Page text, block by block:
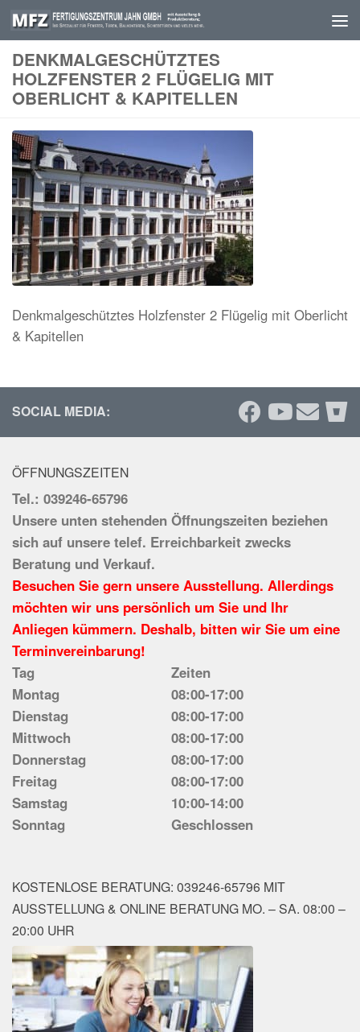
Skip to content
DENKMALGESCHÜTZTES
HOLZFENSTER 2 FLÜGELIG MIT
OBERLICHT & KAPITELLEN
Denkmalgeschütztes Holzfenster 2 Flügelig mit Oberlicht
& Kapitellen
SOCIAL MEDIA:
ÖFFNUNGSZEITEN
Tel.: 039246-65796
Unsere unten stehenden Öffnungszeiten beziehen
sich auf unsere telef. Erreichbarkeit zwecks
Beratung und Verkauf.
Besuchen Sie gern unsere Ausstellung. Allerdings
möchten wir uns persönlich um Sie und Ihr
Anliegen kümmern. Deshalb, bitten wir Sie um eine
Terminvereinbarung!
Tag
Zeiten
Montag
08:00-17:00
Dienstag
08:00-17:00
Mittwoch
08:00-17:00
Donnerstag
08:00-17:00
Freitag
08:00-17:00
Samstag
10:00-14:00
Sonntag
Geschlossen
KOSTENLOSE BERATUNG: 039246-65796 MIT
AUSSTELLUNG & ONLINE BERATUNG MO. – SA. 08:00 –
20:00 UHR